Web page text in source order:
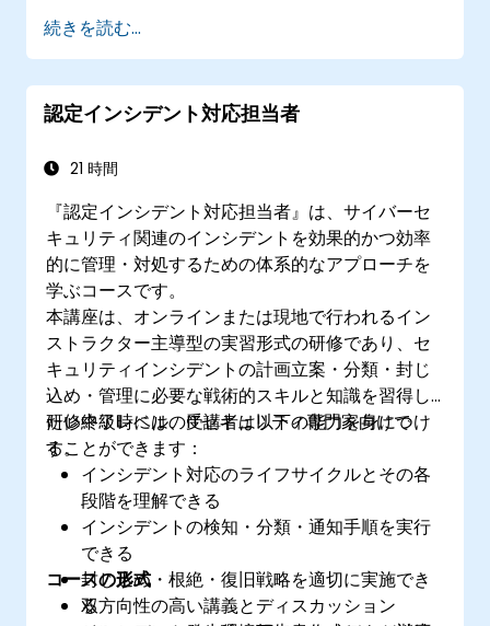
続きを読む...
認定インシデント対応担当者
21 時間
『認定インシデント対応担当者』は、サイバーセ
キュリティ関連のインシデントを効果的かつ効率
的に管理・対処するための体系的なアプローチを
学ぶコースです。
本講座は、オンラインまたは現地で行われるイン
ストラクター主導型の実習形式の研修であり、セ
キュリティインシデントの計画立案・分類・封じ
込め・管理に必要な戦術的スキルと知識を習得し
たい中級レベルのITセキュリティ専門家向けで
す。
研修終了時には、受講者は以下の能力を身につけ
ることができます：
インシデント対応のライフサイクルとその各
段階を理解できる
インシデントの検知・分類・通知手順を実行
できる
封じ込め・根絶・復旧戦略を適切に実施でき
る
コースの形式
双方向性の高い講義とディスカッション